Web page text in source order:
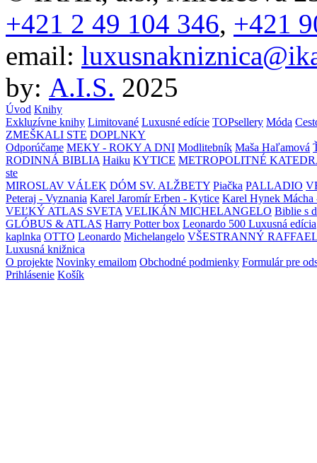
+421 2 49 104 346, +421
email:
by: A.I.S. 2025
Úvod Knihy
Exkluzívne knihy Limitované Luxusné edície TOPsellery Móda
ZMEŠKALI STE DOPLNKY
Odporúčame MEKY - ROKY A DNI Modlitebník Maša Haľamová
RODINNÁ BIBLIA Haiku KYTICE METROPOLITNÉ
ste
MIROSLAV VÁLEK DÓM SV. ALŽBETY Piačka PALLADIO
Peteraj - Vyznania Karel Jaromír Erben - Kytice Karel Hynek Mácha
VEĽKÝ ATLAS SVETA VELIKÁN MICHELANGELO Biblie s
GLÓBUS & ATLAS Harry Potter box Leonardo 500 Luxusná edícia
kaplnka OTTO Leonardo Michelangelo VŠESTRANNÝ
Luxusná knižnica
O projekte Novinky emailom Obchodné podmienky Formulár pre
Prihlásenie Košík